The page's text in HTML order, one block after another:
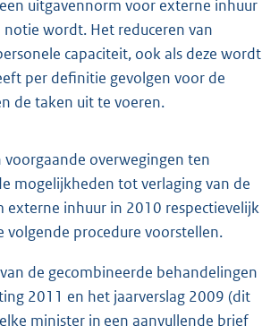
uitgavennorm voor externe inhuur
notie wordt. Het reduceren van
capaciteit, ook als deze wordt
per definitie gevolgen voor de
de taken uit te voeren.
voorgaande overwegingen ten
mogelijkheden tot verlaging van de
externe inhuur in 2010 respectievelijk
volgende procedure voorstellen.
de gecombineerde behandelingen
2011 en het jaarverslag 2009 (dit
minister in een aanvullende brief